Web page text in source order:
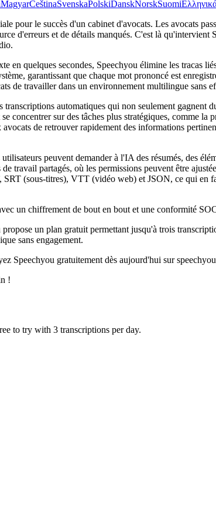
MagyarČeštinaSvenskaPolskiDanskNorskSuomi
pour le succès d'un cabinet d'avocats. Les avocats
d'erreurs et de détails manqués. C'est là
en quelques secondes, Speechyou élimine les tracas
garantissant que chaque mot prononcé est
de travailler dans un environnement multilingue sans
automatiques qui non seulement
concentrer sur des tâches plus stratégiques, comme
de retrouver rapidement des informations
peuvent demander à l'IA des résumés, des
travail partagés, où les permissions peuvent être
(sous-titres), VTT (vidéo web) et JSON, ce qui en
un chiffrement de bout en bout et une conformité
un plan gratuit permettant jusqu'à trois
sans engagement.
Speechyou gratuitement dès aujourd'hui sur
!
to try with 3 transcriptions per day.